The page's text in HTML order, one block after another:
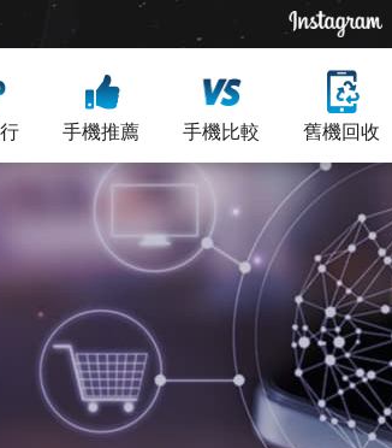
手機推薦 手機比較 舊機回收